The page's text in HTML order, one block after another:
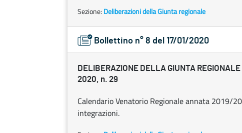
Sezione: Deliberazioni della Giunta regionale
Bollettino n° 8 del 17/01/2020
DELIBERAZIONE DELLA GIUNTA
2020, n. 29
Calendario Venatorio Regionale annata 2019/
integrazioni.